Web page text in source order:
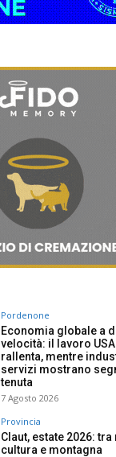
Pordenone
Economia globale a
velocità: il lavoro USA
rallenta, mentre
servizi mostrano
tenuta
7 Agosto 2026
Provincia
Claut, estate 2026:
cultura e montagna